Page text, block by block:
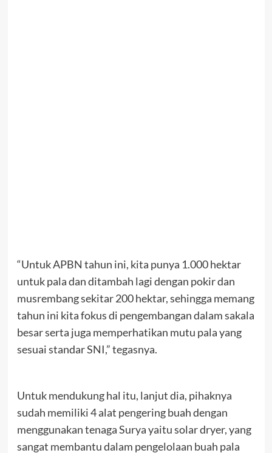
“Untuk APBN tahun ini, kita punya 1.000 hektar
untuk pala dan ditambah lagi dengan pokir dan
musrembang sekitar 200 hektar, sehingga memang
tahun ini kita fokus di pengembangan dalam sakala
besar serta juga memperhatikan mutu pala yang
sesuai standar SNI,” tegasnya.
Untuk mendukung hal itu, lanjut dia, pihaknya
sudah memiliki 4 alat pengering buah dengan
menggunakan tenaga Surya yaitu solar dryer, yang
sangat membantu dalam pengelolaan buah pala